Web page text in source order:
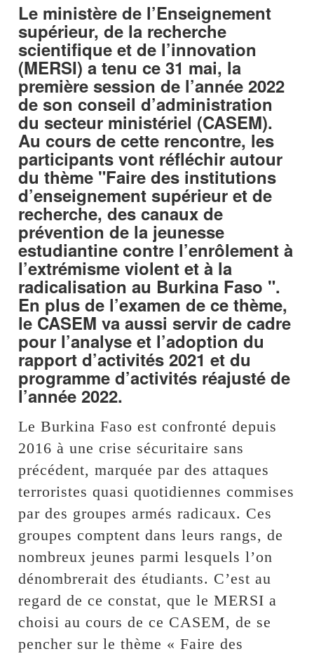
Le ministère de l’Enseignement
supérieur, de la recherche
scientifique et de l’innovation
(MERSI) a tenu ce 31 mai, la
première session de l’année 2022
de son conseil d’administration
du secteur ministériel (CASEM).
Au cours de cette rencontre, les
participants vont réfléchir autour
du thème "Faire des institutions
d’enseignement supérieur et de
recherche, des canaux de
prévention de la jeunesse
estudiantine contre l’enrôlement à
l’extrémisme violent et à la
radicalisation au Burkina Faso ".
En plus de l’examen de ce thème,
le CASEM va aussi servir de cadre
pour l’analyse et l’adoption du
rapport d’activités 2021 et du
programme d’activités réajusté de
l’année 2022.
Le Burkina Faso est confronté depuis
2016 à une crise sécuritaire sans
précédent, marquée par des attaques
terroristes quasi quotidiennes commises
par des groupes armés radicaux. Ces
groupes comptent dans leurs rangs, de
nombreux jeunes parmi lesquels l’on
dénombrerait des étudiants. C’est au
regard de ce constat, que le MERSI a
choisi au cours de ce CASEM, de se
pencher sur le thème « Faire des